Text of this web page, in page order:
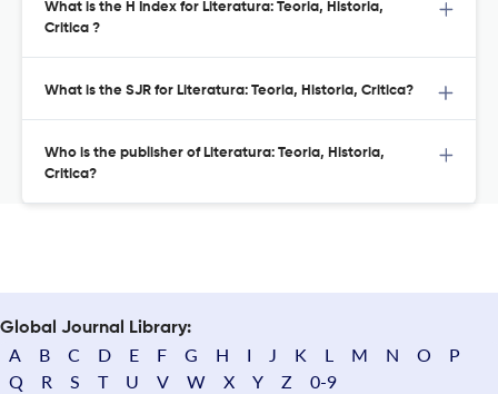
What is the H Index for Literatura: Teoria, Historia,
Critica ?
What is the SJR for Literatura: Teoria, Historia, Critica?
Who is the publisher of Literatura: Teoria, Historia,
Critica?
Global Journal Library:
A B C D E F G H I J K L M N O
P
Q
R S T U V W X Y Z 0-9